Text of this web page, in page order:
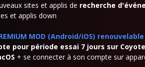
sites et applis de recherche
et applis down
MOD (Android/iOS)
pour période essai 7 jours sur
+ se connecter à son compte sur